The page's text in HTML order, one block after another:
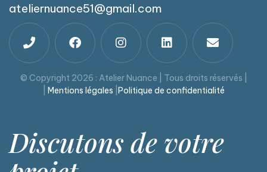
ateliernuance51@gmail.com
© Copyright 2026 : Atelier Nuance | Tous droits réservés |
Mentions légales Politique de confidentialité
Discutons de votre